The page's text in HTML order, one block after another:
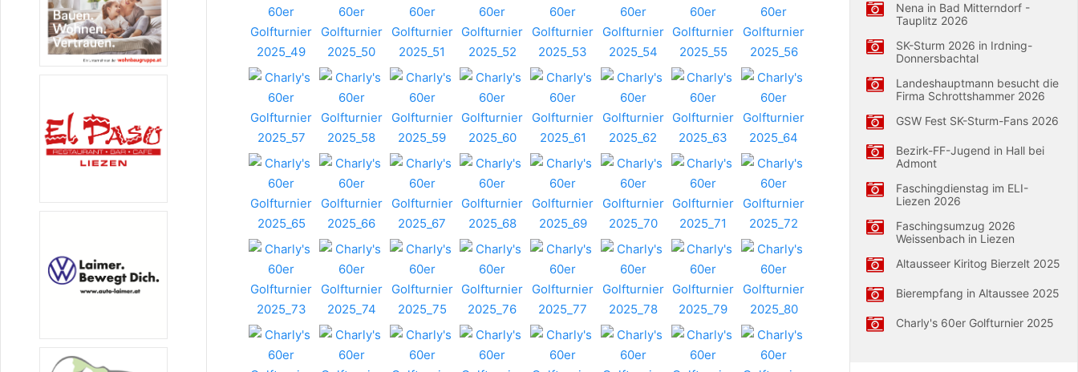
Nena in Bad Mitterndorf -
Tauplitz 2026
SK-Sturm 2026 in Irdning-
Donnersbachtal
Landeshauptmann besucht die
Firma Schrottshammer 2026
GSW Fest SK-Sturm-Fans 2026
Bezirk-FF-Jugend in Hall bei
Admont
Faschingdienstag im ELI-
Liezen 2026
Faschingsumzug 2026
Weissenbach in Liezen
Altausseer Kiritog Bierzelt 2025
Bierempfang in Altaussee 2025
Charly's 60er Golfturnier 2025